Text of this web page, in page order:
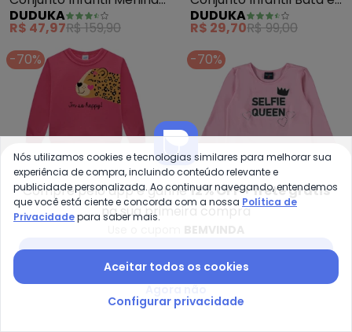
(Rosa)
DUDUKA
R$ 47,97R$ 159,90
Legging (Rosa)
DUDUKA
R$ 29,70R$ 99,00
-70%
Marlan - Conjunto Bebê
Conjunto Bebê Blusão e
-70%
Conjunto Infantil para
GULOSEIMA
Compre pelo app e ganhe12% OFF + frete grátis
na sua primeira compra
Nós utilizamos cookies e tecnologias similares para melhorar sua
experiência de compra, incluindo conteúdo relevante e
publicidade personalizada. Ao continuar navegando, entendemos
que você está ciente e concorda com a nossa Política de
Privacidadepara saber mais.
Aceitar todos os cookies
Configurar privacidade